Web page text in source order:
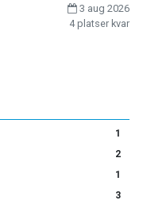
1
2
1
3
3 aug 2026
4 platser kvar